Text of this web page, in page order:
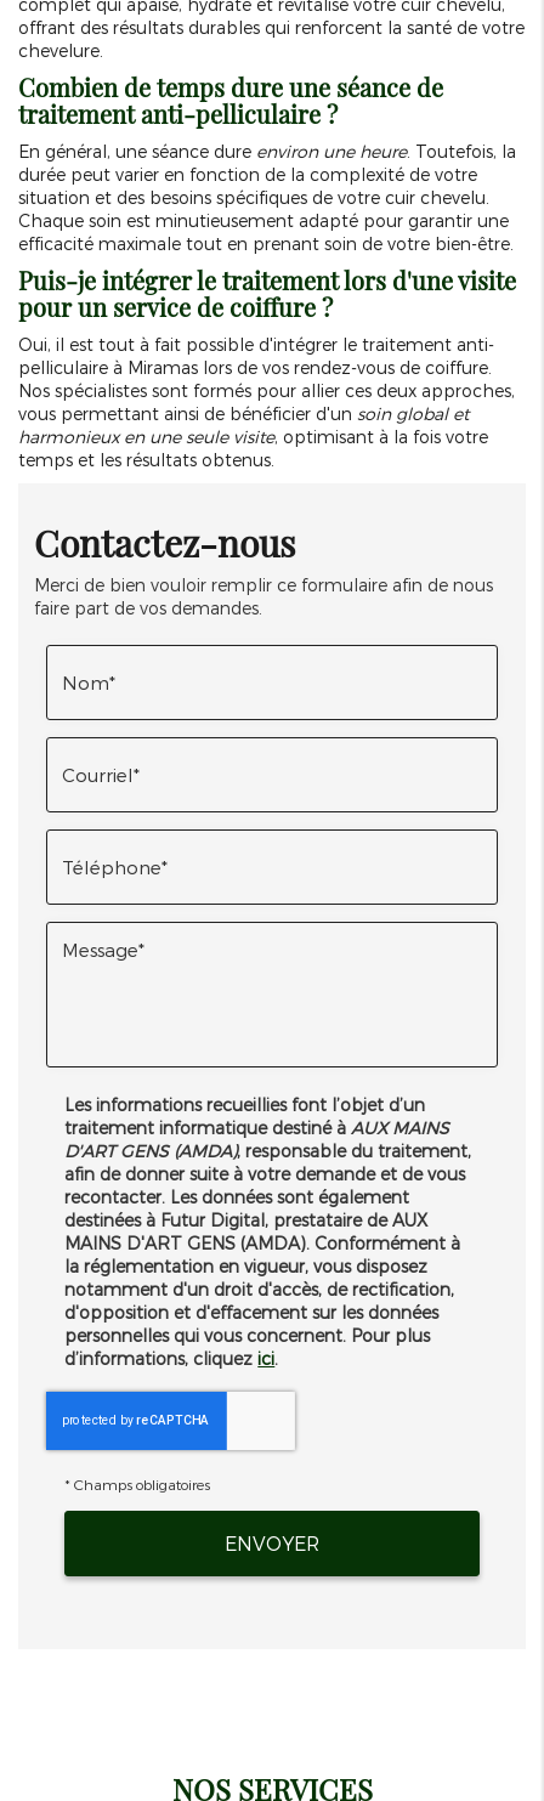
complet qui apaise, hydrate et revitalise votre cuir chevelu,
offrant des résultats durables qui renforcent la santé de votre
chevelure.
Combien de temps dure une séance de
traitement anti-pelliculaire ?
En général, une séance dure environ une heure. Toutefois, la
durée peut varier en fonction de la complexité de votre
situation et des besoins spécifiques de votre cuir chevelu.
Chaque soin est minutieusement adapté pour garantir une
efficacité maximale tout en prenant soin de votre bien-être.
Puis-je intégrer le traitement lors d'une visite
pour un service de coiffure ?
Oui, il est tout à fait possible d'intégrer le traitement anti-
pelliculaire à Miramas lors de vos rendez-vous de coiffure.
Nos spécialistes sont formés pour allier ces deux approches,
vous permettant ainsi de bénéficier d'un soin global et
harmonieux en une seule visite, optimisant à la fois votre
temps et les résultats obtenus.
Contactez-nous
Merci de bien vouloir remplir ce formulaire afin de nous
faire part de vos demandes.
Les informations recueillies font l’objet d’un
traitement informatique destiné à AUX MAINS
D'ART GENS (AMDA), responsable du traitement,
afin de donner suite à votre demande et de vous
recontacter. Les données sont également
destinées à Futur Digital, prestataire de AUX
MAINS D'ART GENS (AMDA). Conformément à
la réglementation en vigueur, vous disposez
notamment d'un droit d'accès, de rectification,
d'opposition et d'effacement sur les données
personnelles qui vous concernent. Pour plus
d’informations, cliquezici.
*Champs obligatoires
NOS SERVICES